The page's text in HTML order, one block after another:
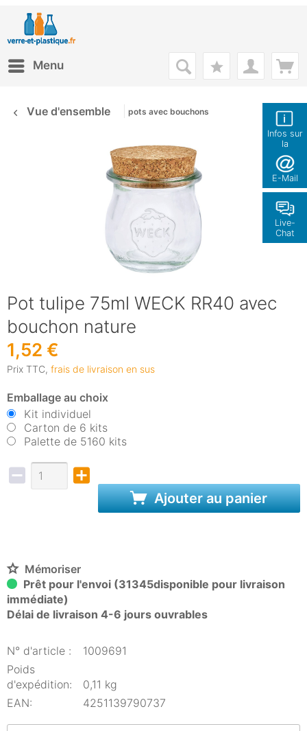
Infos sur
la
boutique
E-Mail
Live-
Chat
Menu
Vue d'ensemble pots avec bouchons
Pot tulipe 75ml WECK RR40 avec
bouchon nature
1,52 €
Prix TTC, frais de livraison en sus
Emballage au choix
Kit individuel
Carton de 6 kits
Palette de 5160 kits
Ajouter au panier
Mémoriser
Prêt pour l'envoi (31345disponible pour livraison
immédiate)
Délai de livraison 4-6 jours ouvrables
N° d'article :
1009691
Poids
d'expédition:
0,11 kg
EAN:
4251139790737